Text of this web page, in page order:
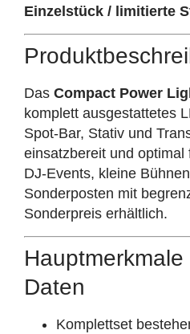
Einzelstück / limitierte
Das Compact Power
komplett ausgestattetes
Spot‑Bar, Stativ und
einsatzbereit und optimal
DJ‑Events, kleine
Sonderposten mit
Sonderpreis erhältlich.
Daten
Komplettset